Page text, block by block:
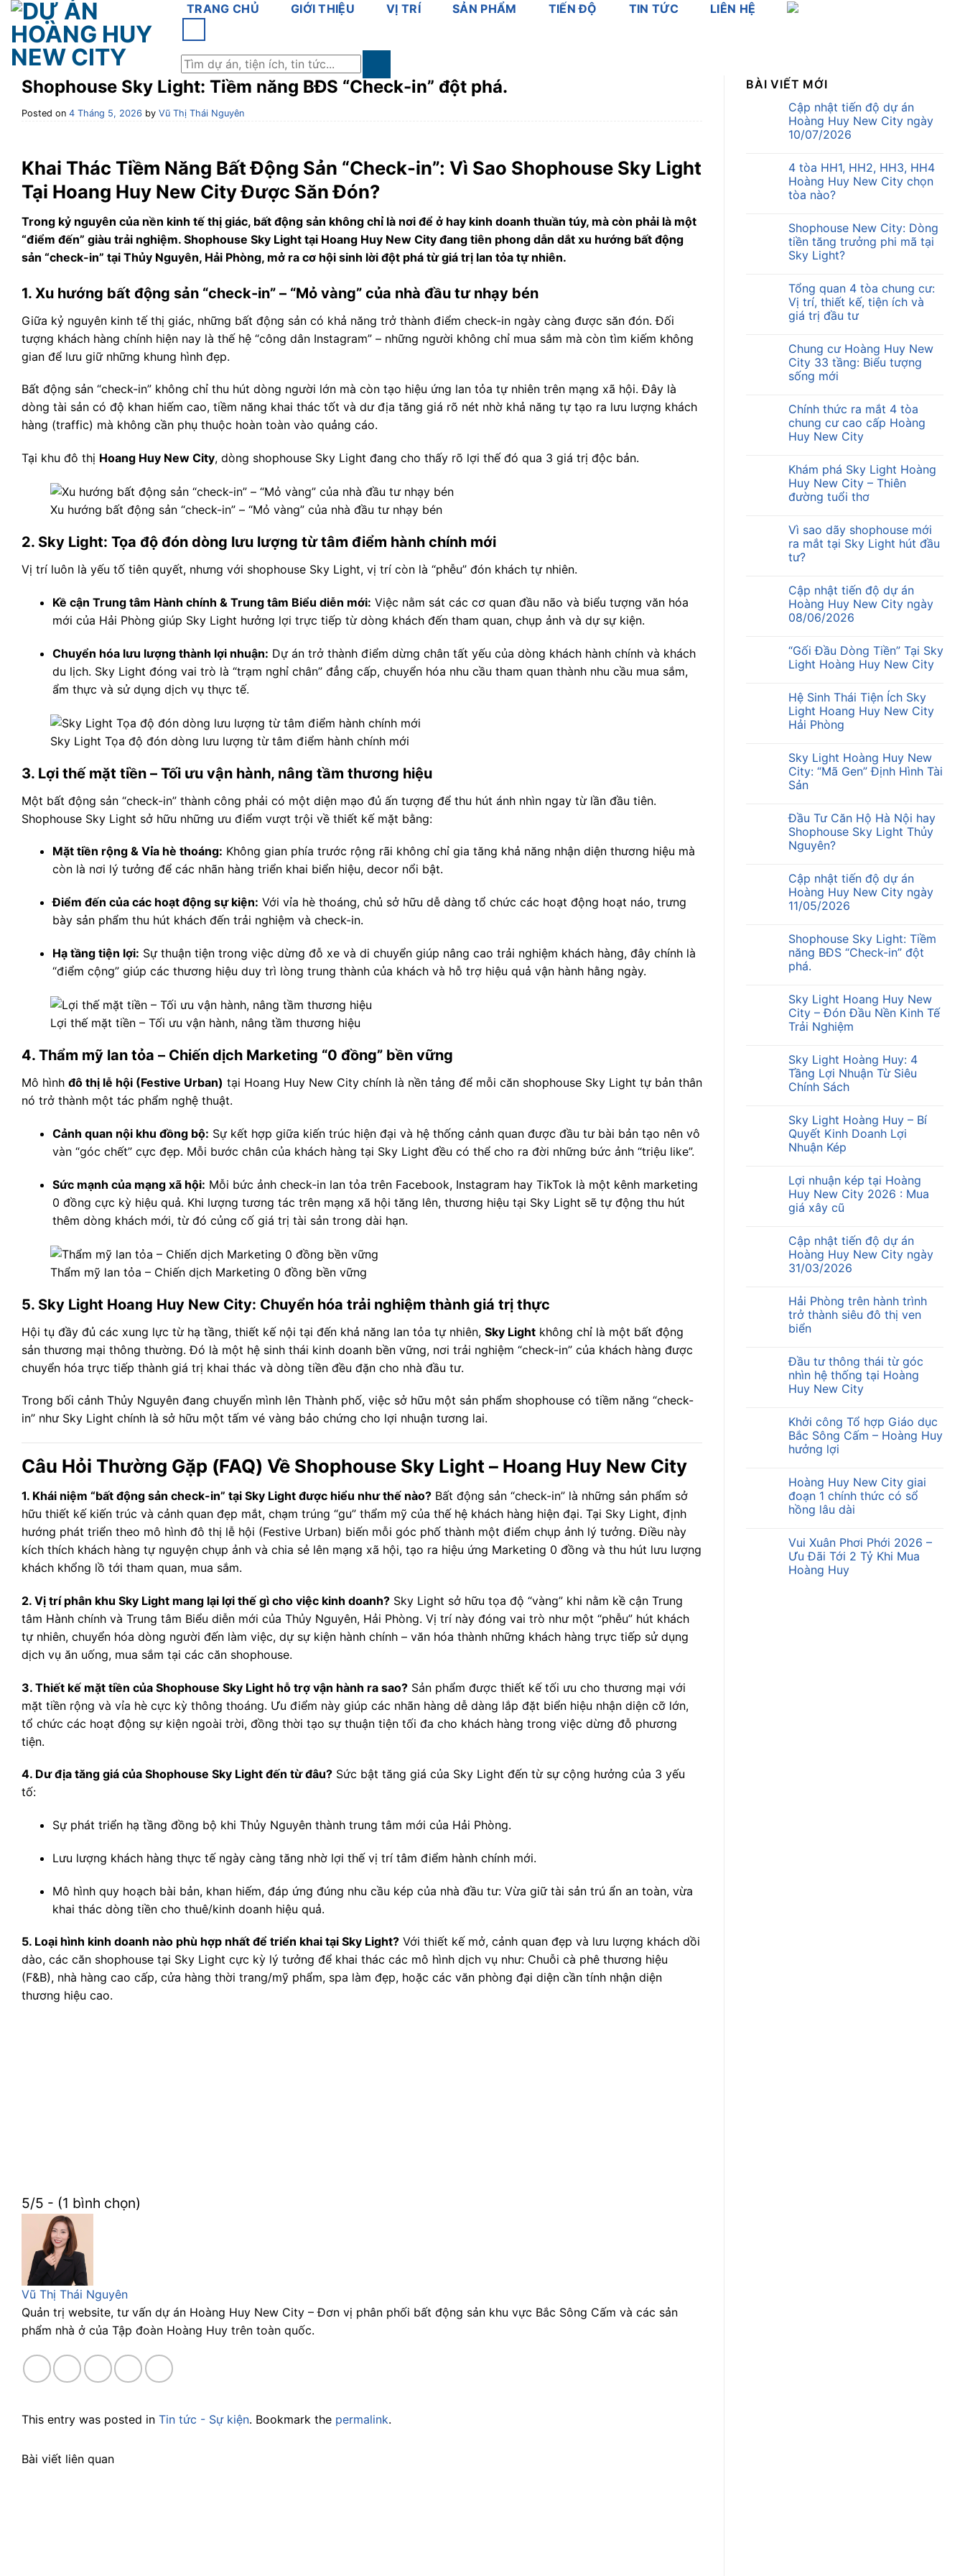
Skip
content
TRANG CHỦ GIỚI THIỆU VỊ TRÍ SẢN PHẨM TIẾN ĐỘ TIN TỨC LIÊN HỆ
Shophouse Sky Light: Tiềm năng BĐS “Check-in” đột phá.
Posted on 4 Tháng 5, 2026 by Vũ Thị Thái Nguyên
Khai Thác Tiềm Năng Bất Động Sản “Check-in”: Vì Sao Shophouse Sky Light
Tại Hoang Huy New City Được Săn Đón?
Trong kỷ nguyên của nền kinh tế thị giác, bất động sản không chỉ là nơi để ở hay kinh doanh thuần túy, mà còn phải là một
“điểm đến” giàu trải nghiệm. Shophouse Sky Light tại Hoang Huy New City đang tiên phong dẫn dắt xu hướng bất động
sản “check-in” tại Thủy Nguyên, Hải Phòng, mở ra cơ hội sinh lời đột phá từ giá trị lan tỏa tự nhiên.
1. Xu hướng bất động sản “check-in” – “Mỏ vàng” của nhà đầu tư nhạy bén
Giữa kỷ nguyên kinh tế thị giác, những bất động sản có khả năng trở thành điểm check-in ngày càng được săn đón. Đối
tượng khách hàng chính hiện nay là thế hệ “công dân Instagram” – những người không chỉ mua sắm mà còn tìm kiếm không
gian để lưu giữ những khung hình đẹp.
Bất động sản “check-in” không chỉ thu hút dòng người lớn mà còn tạo hiệu ứng lan tỏa tự nhiên trên mạng xã hội. Đây là
dòng tài sản có độ khan hiếm cao, tiềm năng khai thác tốt và dư địa tăng giá rõ nét nhờ khả năng tự tạo ra lưu lượng khách
hàng (traffic) mà không cần phụ thuộc hoàn toàn vào quảng cáo.
Tại khu đô thị Hoang Huy New City, dòng shophouse Sky Light đang cho thấy rõ lợi thế đó qua 3 giá trị độc bản.
Xu hướng bất động sản “check-in” – “Mỏ vàng” của nhà đầu tư nhạy bén
2. Sky Light: Tọa độ đón dòng lưu lượng từ tâm điểm hành chính mới
Vị trí luôn là yếu tố tiên quyết, nhưng với shophouse Sky Light, vị trí còn là “phễu” đón khách tự nhiên.
Kề cận Trung tâm Hành chính & Trung tâm Biểu diễn mới: Việc nằm sát các cơ quan đầu não và biểu tượng văn hóa
mới của Hải Phòng giúp Sky Light hưởng lợi trực tiếp từ dòng khách đến tham quan, chụp ảnh và dự sự kiện.
Chuyển hóa lưu lượng thành lợi nhuận: Dự án trở thành điểm dừng chân tất yếu của dòng khách hành chính và khách
du lịch. Sky Light đóng vai trò là “trạm nghỉ chân” đẳng cấp, chuyển hóa nhu cầu tham quan thành nhu cầu mua sắm,
ẩm thực và sử dụng dịch vụ thực tế.
Sky Light Tọa độ đón dòng lưu lượng từ tâm điểm hành chính mới
3. Lợi thế mặt tiền – Tối ưu vận hành, nâng tầm thương hiệu
Một bất động sản “check-in” thành công phải có một diện mạo đủ ấn tượng để thu hút ánh nhìn ngay từ lần đầu tiên.
Shophouse Sky Light sở hữu những ưu điểm vượt trội về thiết kế mặt bằng:
Mặt tiền rộng & Vỉa hè thoáng: Không gian phía trước rộng rãi không chỉ gia tăng khả năng nhận diện thương hiệu mà
còn là nơi lý tưởng để các nhãn hàng triển khai biển hiệu, decor nổi bật.
Điểm đến của các hoạt động sự kiện: Với vỉa hè thoáng, chủ sở hữu dễ dàng tổ chức các hoạt động hoạt náo, trưng
bày sản phẩm thu hút khách đến trải nghiệm và check-in.
Hạ tầng tiện lợi: Sự thuận tiện trong việc dừng đỗ xe và di chuyển giúp nâng cao trải nghiệm khách hàng, đây chính là
“điểm cộng” giúp các thương hiệu duy trì lòng trung thành của khách và hỗ trợ hiệu quả vận hành hằng ngày.
Lợi thế mặt tiền – Tối ưu vận hành, nâng tầm thương hiệu
4. Thẩm mỹ lan tỏa – Chiến dịch Marketing “0 đồng” bền vững
Mô hình đô thị lễ hội (Festive Urban) tại Hoang Huy New City chính là nền tảng để mỗi căn shophouse Sky Light tự bản thân
nó trở thành một tác phẩm nghệ thuật.
Cảnh quan nội khu đồng bộ: Sự kết hợp giữa kiến trúc hiện đại và hệ thống cảnh quan được đầu tư bài bản tạo nên vô
vàn “góc chết” cực đẹp. Mỗi bước chân của khách hàng tại Sky Light đều có thể cho ra đời những bức ảnh “triệu like”.
Sức mạnh của mạng xã hội: Mỗi bức ảnh check-in lan tỏa trên Facebook, Instagram hay TikTok là một kênh marketing
0 đồng cực kỳ hiệu quả. Khi lượng tương tác trên mạng xã hội tăng lên, thương hiệu tại Sky Light sẽ tự động thu hút
thêm dòng khách mới, từ đó củng cố giá trị tài sản trong dài hạn.
Thẩm mỹ lan tỏa – Chiến dịch Marketing 0 đồng bền vững
5. Sky Light Hoang Huy New City: Chuyển hóa trải nghiệm thành giá trị thực
Hội tụ đầy đủ các xung lực từ hạ tầng, thiết kế nội tại đến khả năng lan tỏa tự nhiên, Sky Light không chỉ là một bất động
sản thương mại thông thường. Đó là một hệ sinh thái kinh doanh bền vững, nơi trải nghiệm “check-in” của khách hàng được
chuyển hóa trực tiếp thành giá trị khai thác và dòng tiền đều đặn cho nhà đầu tư.
Trong bối cảnh Thủy Nguyên đang chuyển mình lên Thành phố, việc sở hữu một sản phẩm shophouse có tiềm năng “check-
in” như Sky Light chính là sở hữu một tấm vé vàng bảo chứng cho lợi nhuận tương lai.
Câu Hỏi Thường Gặp (FAQ) Về Shophouse Sky Light – Hoang Huy New City
1. Khái niệm “bất động sản check-in” tại Sky Light được hiểu như thế nào? Bất động sản “check-in” là những sản phẩm sở
hữu thiết kế kiến trúc và cảnh quan đẹp mắt, chạm trúng “gu” thẩm mỹ của thế hệ khách hàng hiện đại. Tại Sky Light, định
hướng phát triển theo mô hình đô thị lễ hội (Festive Urban) biến mỗi góc phố thành một điểm chụp ảnh lý tưởng. Điều này
kích thích khách hàng tự nguyện chụp ảnh và chia sẻ lên mạng xã hội, tạo ra hiệu ứng Marketing 0 đồng và thu hút lưu lượng
khách khổng lồ tới tham quan, mua sắm.
2. Vị trí phân khu Sky Light mang lại lợi thế gì cho việc kinh doanh? Sky Light sở hữu tọa độ “vàng” khi nằm kề cận Trung
tâm Hành chính và Trung tâm Biểu diễn mới của Thủy Nguyên, Hải Phòng. Vị trí này đóng vai trò như một “phễu” hút khách
tự nhiên, chuyển hóa dòng người đến làm việc, dự sự kiện hành chính – văn hóa thành những khách hàng trực tiếp sử dụng
dịch vụ ăn uống, mua sắm tại các căn shophouse.
3. Thiết kế mặt tiền của Shophouse Sky Light hỗ trợ vận hành ra sao? Sản phẩm được thiết kế tối ưu cho thương mại với
mặt tiền rộng và vỉa hè cực kỳ thông thoáng. Ưu điểm này giúp các nhãn hàng dễ dàng lắp đặt biển hiệu nhận diện cỡ lớn,
tổ chức các hoạt động sự kiện ngoài trời, đồng thời tạo sự thuận tiện tối đa cho khách hàng trong việc dừng đỗ phương
tiện.
4. Dư địa tăng giá của Shophouse Sky Light đến từ đâu? Sức bật tăng giá của Sky Light đến từ sự cộng hưởng của 3 yếu
tố:
Sự phát triển hạ tầng đồng bộ khi Thủy Nguyên thành trung tâm mới của Hải Phòng.
Lưu lượng khách hàng thực tế ngày càng tăng nhờ lợi thế vị trí tâm điểm hành chính mới.
Mô hình quy hoạch bài bản, khan hiếm, đáp ứng đúng nhu cầu kép của nhà đầu tư: Vừa giữ tài sản trú ẩn an toàn, vừa
khai thác dòng tiền cho thuê/kinh doanh hiệu quả.
5. Loại hình kinh doanh nào phù hợp nhất để triển khai tại Sky Light? Với thiết kế mở, cảnh quan đẹp và lưu lượng khách dồi
dào, các căn shophouse tại Sky Light cực kỳ lý tưởng để khai thác các mô hình dịch vụ như: Chuỗi cà phê thương hiệu
(F&B), nhà hàng cao cấp, cửa hàng thời trang/mỹ phẩm, spa làm đẹp, hoặc các văn phòng đại diện cần tính nhận diện
thương hiệu cao.
5/5 - (1 bình chọn)
Vũ Thị Thái Nguyên
Quản trị website, tư vấn dự án Hoàng Huy New City – Đơn vị phân phối bất động sản khu vực Bắc Sông Cấm và các sản
phẩm nhà ở của Tập đoàn Hoàng Huy trên toàn quốc.
This entry was posted in Tin tức - Sự kiện. Bookmark the permalink.
Bài viết liên quan
BÀI VIẾT MỚI
Cập nhật tiến độ dự án
Hoàng Huy New City ngày
10/07/2026
4 tòa HH1, HH2, HH3, HH4
Hoàng Huy New City chọn
tòa nào?
Shophouse New City: Dòng
tiền tăng trưởng phi mã tại
Sky Light?
Tổng quan 4 tòa chung cư:
Vị trí, thiết kế, tiện ích và
giá trị đầu tư
Chung cư Hoàng Huy New
City 33 tầng: Biểu tượng
sống mới
Chính thức ra mắt 4 tòa
chung cư cao cấp Hoàng
Huy New City
Khám phá Sky Light Hoàng
Huy New City – Thiên
đường tuổi thơ
Vì sao dãy shophouse mới
ra mắt tại Sky Light hút đầu
tư?
Cập nhật tiến độ dự án
Hoàng Huy New City ngày
08/06/2026
“Gối Đầu Dòng Tiền” Tại Sky
Light Hoàng Huy New City
Hệ Sinh Thái Tiện Ích Sky
Light Hoang Huy New City
Hải Phòng
Sky Light Hoàng Huy New
City: “Mã Gen” Định Hình Tài
Sản
Đầu Tư Căn Hộ Hà Nội hay
Shophouse Sky Light Thủy
Nguyên?
Cập nhật tiến độ dự án
Hoàng Huy New City ngày
11/05/2026
Shophouse Sky Light: Tiềm
năng BĐS “Check-in” đột
phá.
Sky Light Hoang Huy New
City – Đón Đầu Nền Kinh Tế
Trải Nghiệm
Sky Light Hoàng Huy: 4
Tầng Lợi Nhuận Từ Siêu
Chính Sách
Sky Light Hoàng Huy – Bí
Quyết Kinh Doanh Lợi
Nhuận Kép
Lợi nhuận kép tại Hoàng
Huy New City 2026 : Mua
giá xây cũ
Cập nhật tiến độ dự án
Hoàng Huy New City ngày
31/03/2026
Hải Phòng trên hành trình
trở thành siêu đô thị ven
biển
Đầu tư thông thái từ góc
nhìn hệ thống tại Hoàng
Huy New City
Khởi công Tổ hợp Giáo dục
Bắc Sông Cấm – Hoàng Huy
hưởng lợi
Hoàng Huy New City giai
đoạn 1 chính thức có sổ
hồng lâu dài
Vui Xuân Phơi Phới 2026 –
Ưu Đãi Tới 2 Tỷ Khi Mua
Hoàng Huy